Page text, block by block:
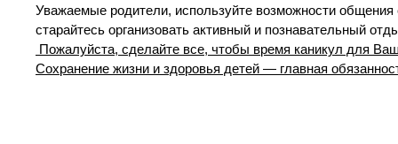
Уважаемые родители, используйте возможности
старайтесь организовать активный и познавательный
Пожалуйста, сделайте все, чтобы время каникул для
Сохранение жизни и здоровья детей — главная